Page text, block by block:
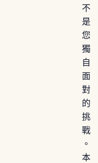
不
是
您
獨
自
面
對
的
挑
戰
。
本